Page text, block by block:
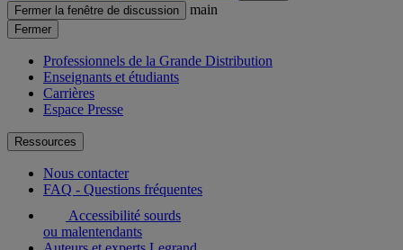
Fermer la fenêtre de discussion
main
Fermer
Professionnels de la Grande Distribution
Enseignants et étudiants
Carrières
Espace Presse
Ressources
Nous contacter
FAQ - Questions fréquentes
Accessibilité sourds
ou malentendants